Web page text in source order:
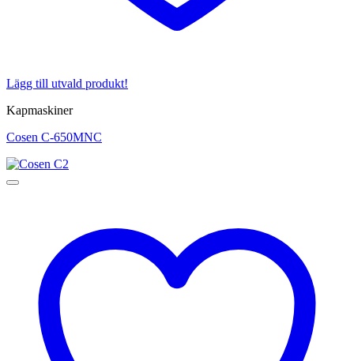
Lägg till utvald produkt!
Kapmaskiner
Cosen C-650MNC